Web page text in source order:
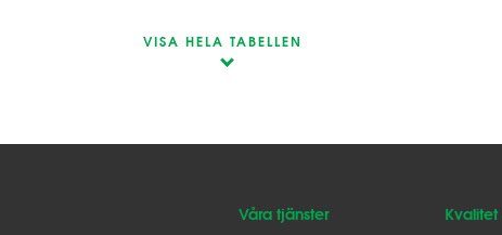
VISA HELA TABELLEN
Våra tjänster